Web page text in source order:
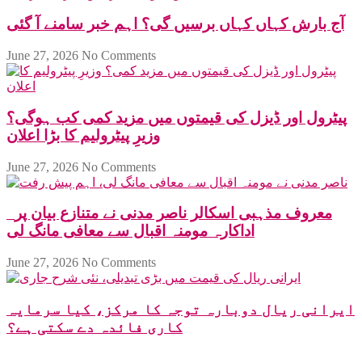
آج بارش کہاں کہاں برسیں گی؟ اہم خبر سامنے آ گئی
June 27, 2026 No Comments
پیٹرول اور ڈیزل کی قیمتوں میں مزید کمی کب ہوگی؟
وزیرِ پیٹرولیم کا بڑا اعلان
June 27, 2026 No Comments
اداکارہ مومنہ اقبال سے معافی مانگ لی
June 27, 2026 No Comments
ایرانی ریال دوبارہ توجہ کا مرکز، کیا سرمایہ
کاری فائدہ دے سکتی ہے؟